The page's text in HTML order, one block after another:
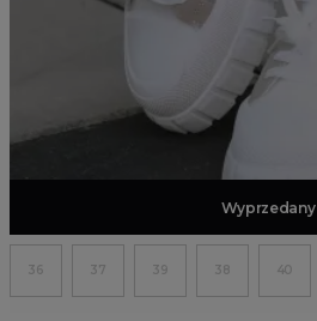
Dodaj do koszyka
Wyprzedany
36 37 39 38 40